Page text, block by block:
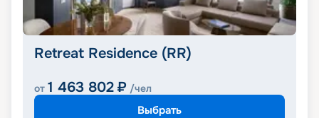
Retreat Residence (RR)
от 1 463 802 ₽ /чел
Выбрать